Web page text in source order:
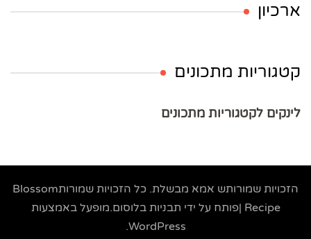
ארכיון
קטגוריות מתכונים
לינקים לקטגוריות מתכונים
הזכויות שמורותש אמא מבשלת. כל הזכויות שמורותBlossom
Recipe |פותח על ידי
תבניות בלוסום.מופעל באמצעות
WordPress
.